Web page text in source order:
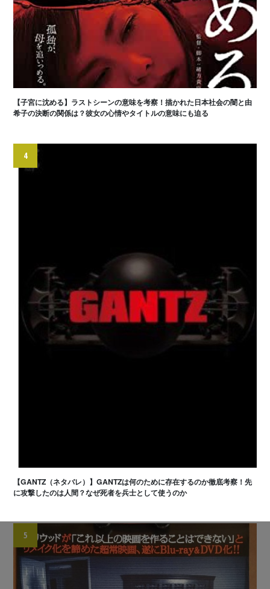
【子宮に沈める】ラストシーンの意味を考察！描かれた日本社会の闇と由
希子の決断の関係は？彼女の心情やタイトルの意味にも迫る
4
【GANTZ（ネタバレ）】GANTZは何のために存在するのか徹底考察！先
に攻撃したのは人間？なぜ死者を兵士として使うのか
5